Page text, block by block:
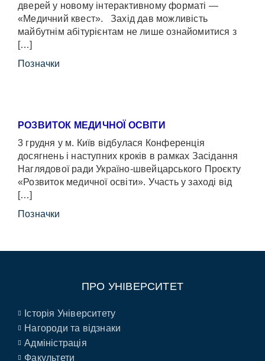
дверей у новому інтерактивному форматі —
«Медичний квест». Захід дав можливість
майбутнім абітурієнтам не лише ознайомитися з
[…]
Позначки
РОЗВИТОК МЕДИЧНОЇ ОСВІТИ
3 грудня у м. Київ відбулася Конференція
досягнень і наступних кроків в рамках Засідання
Наглядової ради Україно-швейцарського Проєкту
«Розвиток медичної освіти». Участь у заході від
[…]
Позначки
ПРО УНІВЕРСИТЕТ
Історія Університету
Нагороди та відзнаки
Адміністрація
Факультети